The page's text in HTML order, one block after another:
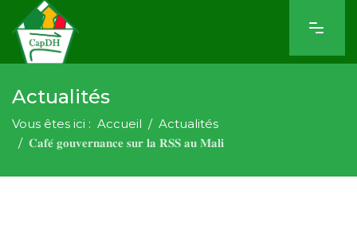
Actualités
Vous êtes ici : Accueil
Actualités
𝐂𝐚𝐟𝐞́ 𝐠𝐨𝐮𝐯𝐞𝐫𝐧𝐚𝐧𝐜𝐞 𝐬𝐮𝐫 𝐥𝐚 𝐑𝐒𝐒 𝐚𝐮 𝐌𝐚𝐥𝐢